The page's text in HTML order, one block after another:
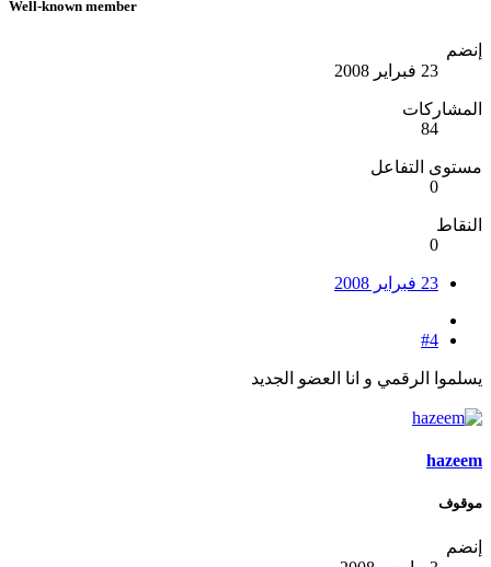
Well-known member
إنضم
23 فبراير 2008
المشاركات
84
مستوى التفاعل
0
النقاط
0
23 فبراير 2008
#4
يسلموا الرقمي و انا العضو الجديد
hazeem
موقوف
إنضم